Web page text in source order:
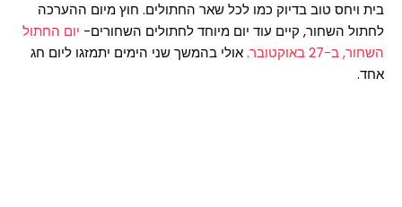
בית ויחס טוב בדיוק כמו לכל שאר החתולים. חוץ מיום ההערכה
לחתול השחור, קיים עוד יום מיוחד לחתולים השחורים- יום החתול
השחור, ב-27 באוקטובר.
אולי בהמשך שני הימים יתמזגו ליום חג
אחד.